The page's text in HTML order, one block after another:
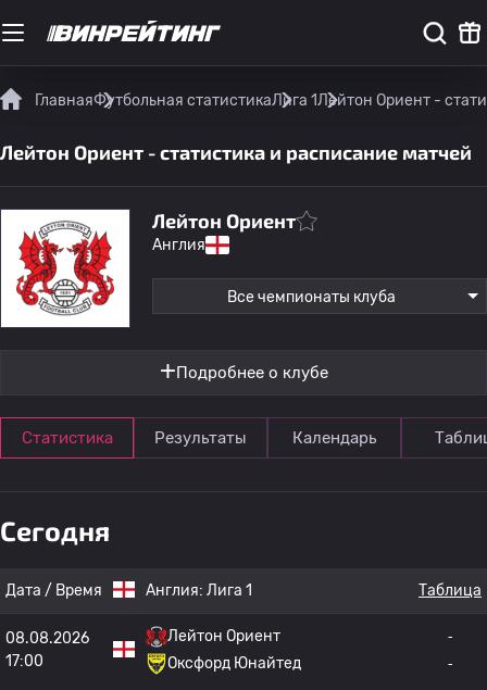
ГлавнаяФутбольная статистикаЛига 1Лейтон Ориент -
Лейтон Ориент - статистика и расписание матчей
Лейтон Ориент
Англия
Все чемпионаты клуба
Подробнее о клубе
Статистика Результаты Календарь
Сегодня
Дата / Время Англия: Лига 1 Таблица
08.08.2026
17:00
Лейтон Ориент
Оксфорд Юнайтед
-
-